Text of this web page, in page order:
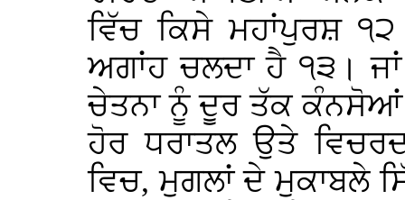
ਵਿੱਚ ਕਿਸੇ ਮਹਾਂਪੁਰਸ਼
ਅਗਾਂਹ ਚਲਦਾ ਹੈ ੧੩।
ਚੇਤਨਾ ਨੂੰ ਦੂਰ ਤੱਕ ਕੰਨਸੋਆਂ
ਹੋਰ ਧਰਾਤਲ ਉਤੇ
ਵਿਚ, ਮੁਗਲਾਂ ਦੇ ਮੁਕਾਬਲੇ